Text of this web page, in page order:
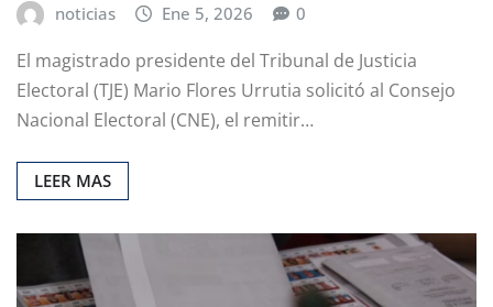
noticias Ene 5, 2026 0
El magistrado presidente del Tribunal de Justicia
Electoral (TJE) Mario Flores Urrutia solicitó al Consejo
Nacional Electoral (CNE), el remitir…
LEER MAS